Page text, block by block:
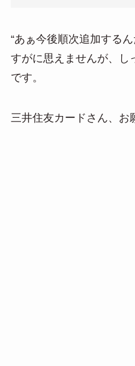
“あぁ今後順次追加する
すがに思えませんが、し
です。
三井住友カードさん、お